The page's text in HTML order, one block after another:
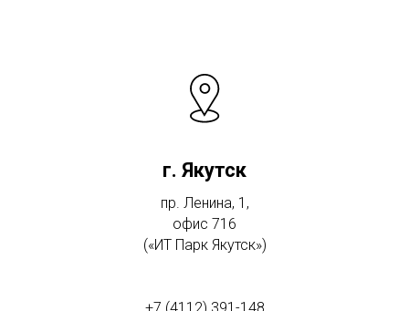
г. Якутск
пр. Ленина, 1,
офис 716
(«ИТ Парк Якутск»)